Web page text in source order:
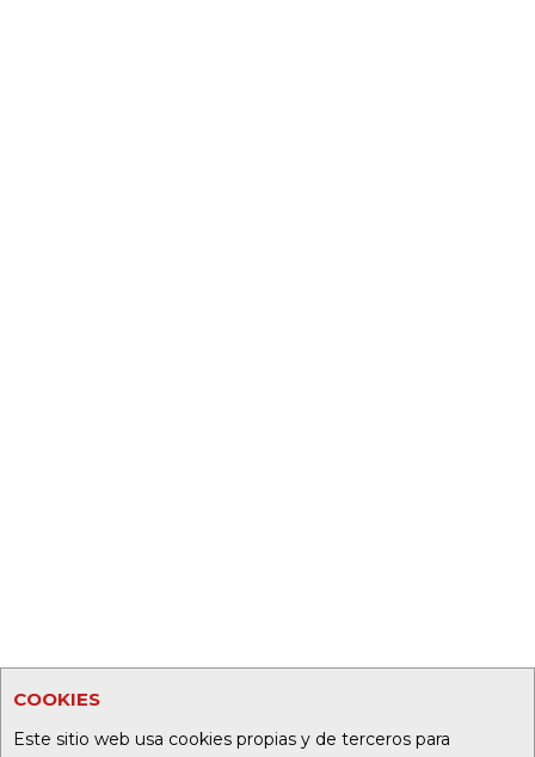
COOKIES
Este sitio web usa cookies propias y de terceros para